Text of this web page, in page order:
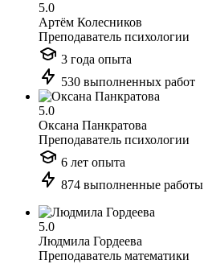
5.0
Артём Колесников
Преподаватель психологии
3 года опыта
530 выполненных работ
5.0
Оксана Панкратова
Преподаватель психологии
6 лет опыта
874 выполненные работы
5.0
Людмила Гордеева
Преподаватель математики